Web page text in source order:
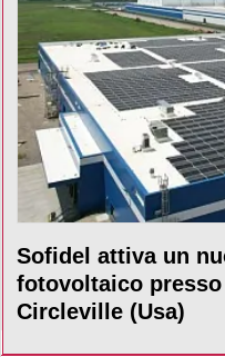
Sofidel attiva un
fotovoltaico
Circleville (Usa)